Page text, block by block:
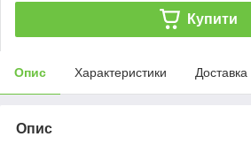
Купити
Опис Характеристики Доставка
Опис